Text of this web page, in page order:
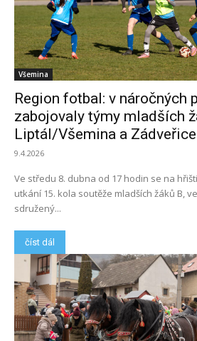
Všemina
Region fotbal: v náročných
zabojovaly týmy mladších
Liptál/Všemina a Zádveřice
9.4.2026
Ve středu 8. dubna od 17 hodin se na
utkání 15. kola soutěže mladších žáků B,
sdružený...
číst dál